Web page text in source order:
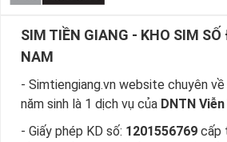
SIM TIỀN GIANG - KHO SIM SỐ
NAM
- Simtiengiang.vn website chuyên
năm sinh là 1 dịch vụ của DNTN
- Giấy phép KD số: 1201556769 cấp